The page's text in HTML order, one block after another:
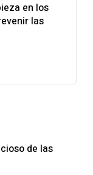
en los
las
de las